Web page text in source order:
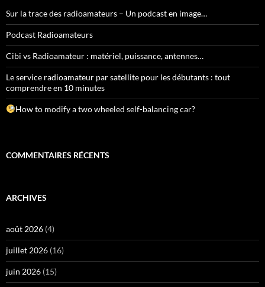
Sur la trace des radioamateurs – Un podcast en image…
Podcast Radioamateurs
Cibi vs Radioamateur : matériel, puissance, antennes…
Le service radioamateur par satellite pour les débutants : tout
comprendre en 10 minutes
How to modify a two wheeled self-balancing car?
COMMENTAIRES RÉCENTS
ARCHIVES
août 2026 (4)
juillet 2026 (16)
juin 2026 (15)